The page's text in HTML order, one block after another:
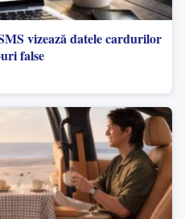
vizează datele cardurilor
false